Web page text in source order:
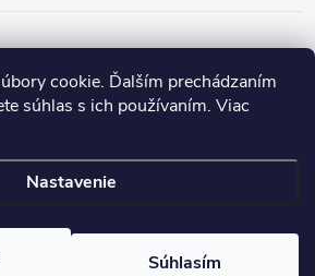
cookie. Ďalším prechádzaním
súhlas s ich používaním. Viac
Nastavenie
Súhlasím
. Všetky práva vyhradené.